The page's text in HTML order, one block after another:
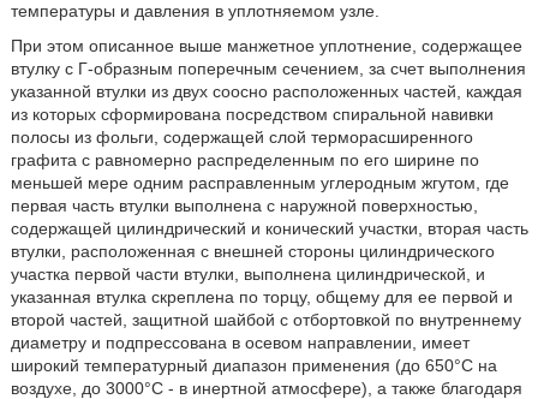
температуры и давления в уплотняемом узле.
При этом описанное выше манжетное уплотнение, содержащее
втулку с Г-образным поперечным сечением, за счет выполнения
указанной втулки из двух соосно расположенных частей, каждая
из которых сформирована посредством спиральной навивки
полосы из фольги, содержащей слой терморасширенного
графита с равномерно распределенным по его ширине по
меньшей мере одним расправленным углеродным жгутом, где
первая часть втулки выполнена с наружной поверхностью,
содержащей цилиндрический и конический участки, вторая часть
втулки, расположенная с внешней стороны цилиндрического
участка первой части втулки, выполнена цилиндрической, и
указанная втулка скреплена по торцу, общему для ее первой и
второй частей, защитной шайбой с отбортовкой по внутреннему
диаметру и подпрессована в осевом направлении, имеет
широкий температурный диапазон применения (до 650°C на
воздухе, до 3000°C - в инертной атмосфере), а также благодаря